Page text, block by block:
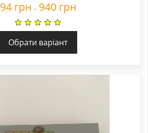
94 грн – 940 грн
Обрати варіант